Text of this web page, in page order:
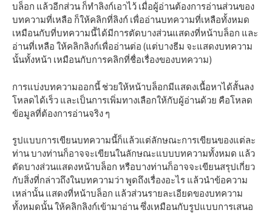
บล็อก แล้วอีกส่วน ก็ทำลิงก์เอาไว้ เมื่อผู้อ่านต้องการอ่านส่วนของ
บทความที่เหลือ ก็ให้คลิกที่ลิงก์ เพื่ออ่านบทความที่เหลือทั้งหมด
เหมือนกับที่บทความนี้ได้มีการตัดบางส่วนแสดงที่หน้าบล็อก และ
อ่านที่เหลือ ให้คลิกลิงก์เพื่ออ่านต่อ (แต่บางธีม จะแสดงบทความ
นั้นทั้งหน้า เหมือนกับการคลิกที่ชื่อเรื่องของบทความ)
การแบ่งบทความออกนี้ ช่วยให้หน้าบล็อกมีแสดงเนื้อหาได้สั้นลง
โหลดได้เร็ว และเป็นการเพิ่มทางเลือกให้กับผู้อ่านด้วย คือโหลด
ข้อมูลที่ต้องการอ่านจริง ๆ
รูปแบบการเขียนบทความนี้ก็แล้วแต่ลักษณะการเขียนของแต่ละ
ท่าน บางท่านก็อาจจะเขียนในลักษณะแบบบทความทั้งหมด แล้ว
ตัดบางส่วนแสดงหน้าบล็อก หรือบางท่านก็อาจจะเขียนสรุปเกี่ยว
กับสิ่งที่กล่าวถึงในบทความว่า พูดถึงเรื่องอะไร แล้วนำข้อความ
เหล่านั้น แสดงที่หน้าบล็อก แล้วส่วนรายละเอียดของบทความ
ทั้งหมดนั้น ให้คลิกลิงก์เข้ามาอ่าน ซึ่งเหมือนกับรูปแบบการเสนอ